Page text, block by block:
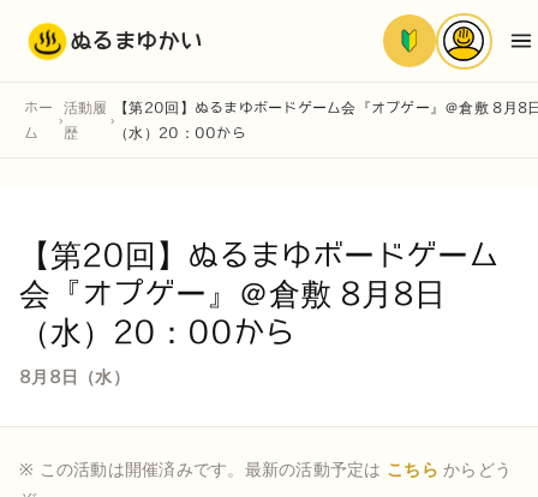
ぬるまゆかい
ホー
ム
›
活動履
歴
›
【第20回】ぬるまゆボードゲーム会『オプゲー』＠倉敷 8月8
（水）20：00から
【第20回】ぬるまゆボードゲーム
会『オプゲー』＠倉敷 8月8日
（水）20：00から
8月8日（水）
※ この活動は開催済みです。最新の活動予定は こちら からどう